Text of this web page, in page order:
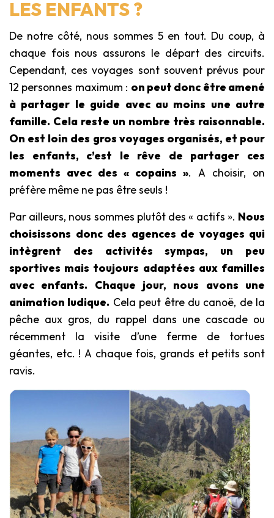
LES ENFANTS ?
De notre côté, nous sommes 5 en tout. Du coup, à
chaque fois nous assurons le départ des circuits.
Cependant, ces voyages sont souvent prévus pour
12 personnes maximum : on peut donc être amené
à partager le guide avec au moins une autre
famille. Cela reste un nombre très raisonnable.
On est loin des gros voyages organisés, et pour
les enfants, c’est le rêve de partager ces
moments avec des « copains ». A choisir, on
préfère même ne pas être seuls !
Par ailleurs, nous sommes plutôt des « actifs ». Nous
choisissons donc des agences de voyages qui
intègrent des activités sympas, un peu
sportives mais toujours adaptées aux familles
avec enfants. Chaque jour, nous avons une
animation ludique. Cela peut être du canoë, de la
pêche aux gros, du rappel dans une cascade ou
récemment la visite d’une ferme de tortues
géantes, etc. ! A chaque fois, grands et petits sont
ravis.